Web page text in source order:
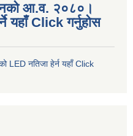
आ.व. २०८०।
यहाँ Click गर्नुहोस
LED नतिजा हेर्न यहाँ Click